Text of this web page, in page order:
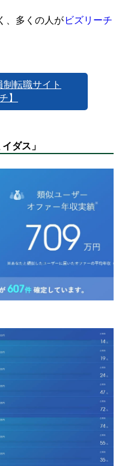
、多くの人が ビズリーチ
転職サイト
】
ダス」